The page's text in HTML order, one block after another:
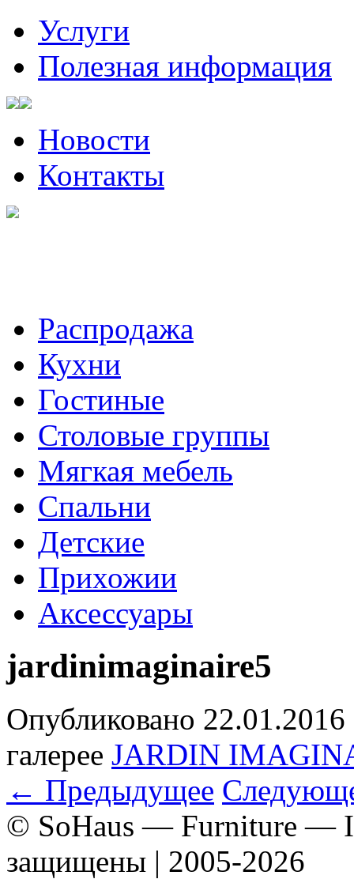
Услуги
Полезная информация
Новости
Контакты
Распродажа
Кухни
Гостиные
Столовые группы
Мягкая мебель
Спальни
Детские
Прихожии
Аксессуары
jardinimaginaire5
Опубликовано 22.01.2016
галерее JARDIN
← Предыдущее
© SoHaus — Furniture —
защищены | 2005-2026